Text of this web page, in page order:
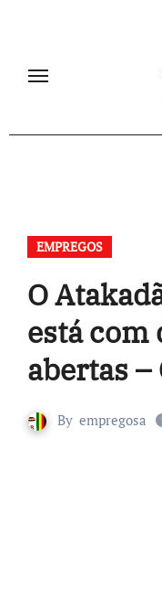
EMPREGOS
O
está com
abertas –
By empregosa